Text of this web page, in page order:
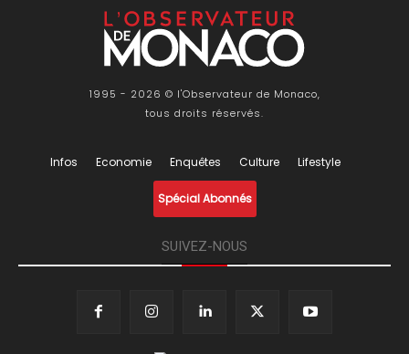
1995 - 2026 © l'Observateur de Monaco,
tous droits réservés.
Infos Economie Enquêtes Culture Lifestyle
Spécial Abonnés
SUIVEZ-NOUS